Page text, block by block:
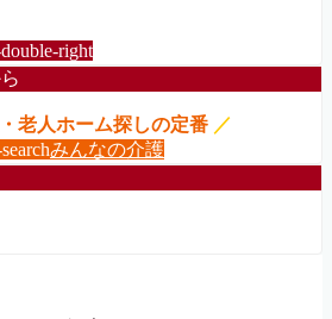
right
老人ホーム探しの定番 ／
みんなの介護